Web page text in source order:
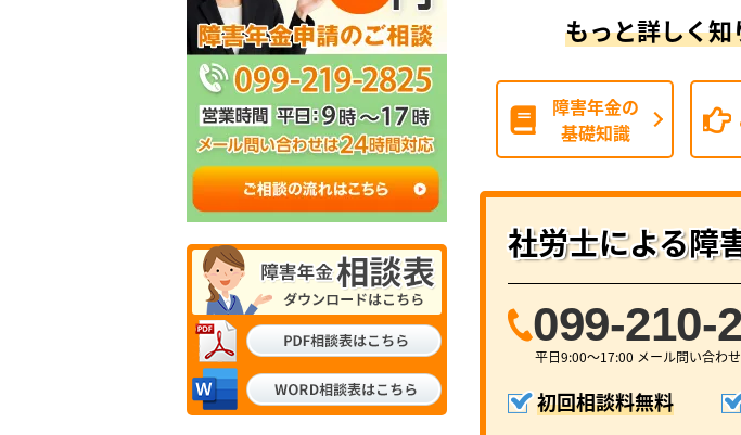
もっと詳しく
障害年金の
基礎知識
社労士による障
099-210-
平日9:00〜17:00 メール問い合わ
初回相談料無料